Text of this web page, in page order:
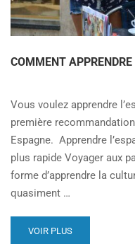
COMMENT
Vous voulez apprendre
première
Espagne. Apprendre
plus rapide Voyager aux
forme d’apprendre la
quasiment …
VOIR PLUS